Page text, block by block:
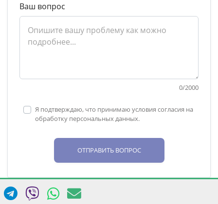
Ваш вопрос
0/2000
Я подтверждаю, что принимаю условия согласия на
обработку персональных данных.
ОТПРАВИТЬ ВОПРОС